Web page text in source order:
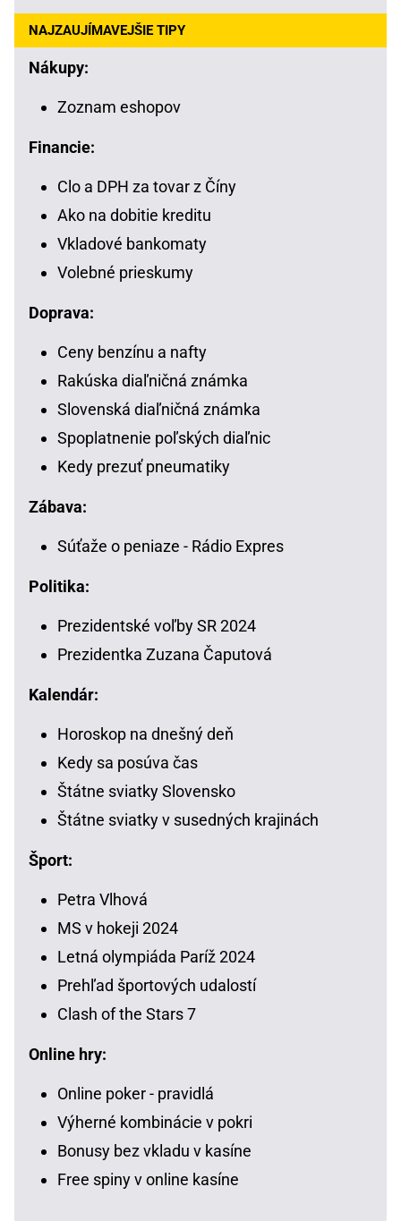
NAJZAUJÍMAVEJŠIE TIPY
Nákupy:
Zoznam eshopov
Financie:
Clo a DPH za tovar z Číny
Ako na dobitie kreditu
Vkladové bankomaty
Volebné prieskumy
Doprava:
Ceny benzínu a nafty
Rakúska diaľničná známka
Slovenská diaľničná známka
Spoplatnenie poľských diaľnic
Kedy prezuť pneumatiky
Zábava:
Súťaže o peniaze - Rádio Expres
Politika:
Prezidentské voľby SR 2024
Prezidentka Zuzana Čaputová
Kalendár:
Horoskop na dnešný deň
Kedy sa posúva čas
Štátne sviatky Slovensko
Štátne sviatky v susedných krajinách
Šport:
Petra Vlhová
MS v hokeji 2024
Letná olympiáda Paríž 2024
Prehľad športových udalostí
Clash of the Stars 7
Online hry:
Online poker - pravidlá
Výherné kombinácie v pokri
Bonusy bez vkladu v kasíne
Free spiny v online kasíne